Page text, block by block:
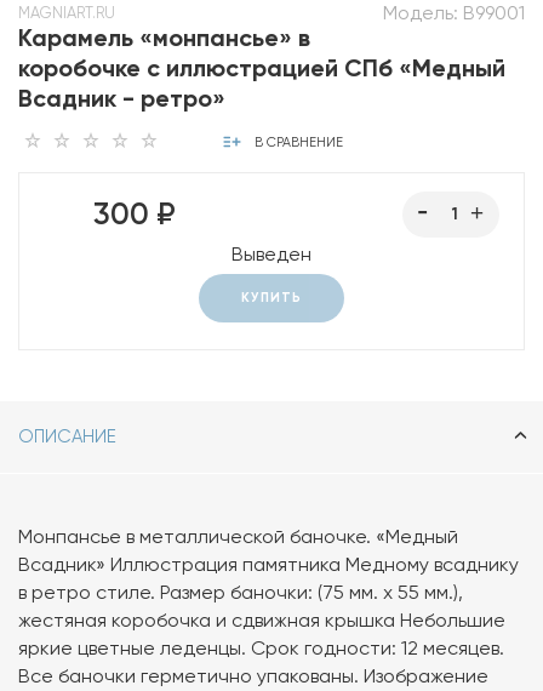
Модель: B99001
MAGNIART.RU
Карамель «монпансье» в
коробочке с иллюстрацией СПб «Медный
Всадник - ретро»
В СРАВНЕНИЕ
300 ₽
Выведен
КУПИТЬ
ОПИСАНИЕ
Монпансье в металлической баночке. «Медный
Всадник» Иллюстрация памятника Медному всаднику
в ретро стиле. Размер баночки: (75 мм. х 55 мм.),
жестяная коробочка и сдвижная крышка Небольшие
яркие цветные леденцы. Срок годности: 12 месяцев.
Все баночки герметично упакованы. Изображение